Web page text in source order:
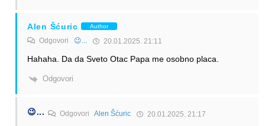
Alen Šćuric Author
Odgovori 😉... 20.01.2025. 21:11
Hahaha. Da da Sveto Otac Papa me osobno placa.
Odgovori
😉... Odgovori Alen Šćuric 20.01.2025. 21:17